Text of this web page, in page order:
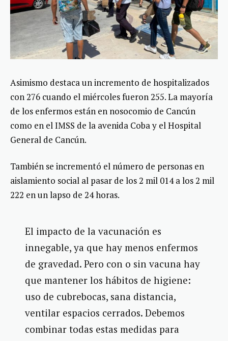
Asimismo destaca un incremento de hospitalizados
con 276 cuando el miércoles fueron 255. La mayoría
de los enfermos están en nosocomio de Cancún
como en el IMSS de la avenida Coba y el Hospital
General de Cancún.
También se incrementó el número de personas en
aislamiento social al pasar de los 2 mil 014 a los 2 mil
222 en un lapso de 24 horas.
El impacto de la vacunación es
innegable, ya que hay menos enfermos
de gravedad. Pero con o sin vacuna hay
que mantener los hábitos de higiene:
uso de cubrebocas, sana distancia,
ventilar espacios cerrados. Debemos
combinar todas estas medidas para